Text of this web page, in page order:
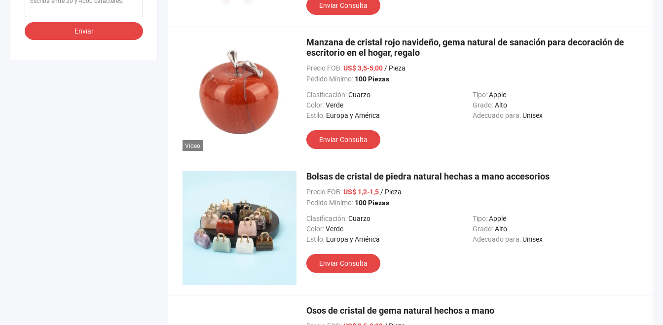
Enviar
Enviar Consulta
Vídeo
Manzana de cristal rojo navideño, gema natural de sanación para decoración de
escritorio en el hogar, regalo
Precio FOB:US$ 3,5-5,00/ Pieza
Pedido Mínimo: 100 Piezas
Clasificación:Cuarzo Tipo:Apple
Color:Verde Grado:Alto
Estilo: Europa y América Adecuado para: Unisex
Enviar Consulta
Bolsas de cristal de piedra natural hechas a mano accesorios
Precio FOB:US$ 1,2-1,5/ Pieza
Pedido Mínimo: 100 Piezas
Clasificación:Cuarzo Tipo:Apple
Color:Verde Grado:Alto
Estilo: Europa y América Adecuado para: Unisex
Enviar Consulta
Osos de cristal de gema natural hechos a mano